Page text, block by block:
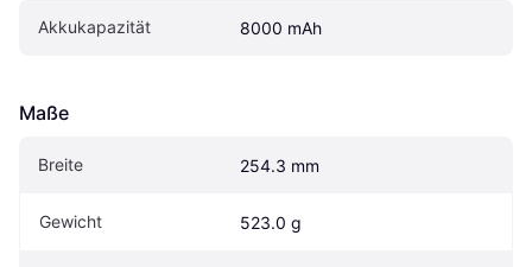
Akkukapazität 8000 mAh
Maße
Breite 254.3 mm
Gewicht 523.0 g